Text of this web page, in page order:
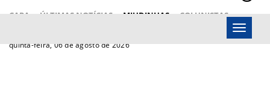
CAPA ÚLTIMAS NOTÍCIAS MIUDINHAS
COLUNISTAS
quinta-feira, 06 de agosto de 2026
Menu